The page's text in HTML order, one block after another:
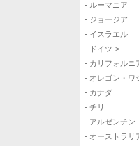
- ルーマニア
- ジョージア
- イスラエル
- ドイツ->
- カリフォルニ
- オレゴン・ワ
- カナダ
- チリ
- アルゼンチン
- オーストラリ